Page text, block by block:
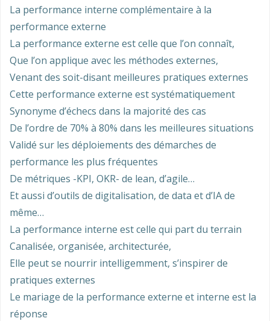
La performance interne complémentaire à la
performance externe
La performance externe est celle que l’on connaît,
Que l’on applique avec les méthodes externes,
Venant des soit-disant meilleures pratiques externes
Cette performance externe est systématiquement
Synonyme d’échecs dans la majorité des cas
De l’ordre de 70% à 80% dans les meilleures situations
Validé sur les déploiements des démarches de
performance les plus fréquentes
De métriques -KPI, OKR- de lean, d’agile…
Et aussi d’outils de digitalisation, de data et d’IA de
même…
La performance interne est celle qui part du terrain
Canalisée, organisée, architecturée,
Elle peut se nourrir intelligemment, s’inspirer de
pratiques externes
Le mariage de la performance externe et interne est la
réponse